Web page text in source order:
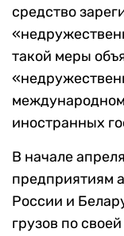
средство
такой меры
иностранных
В начале
предприятиям
России и
грузов по